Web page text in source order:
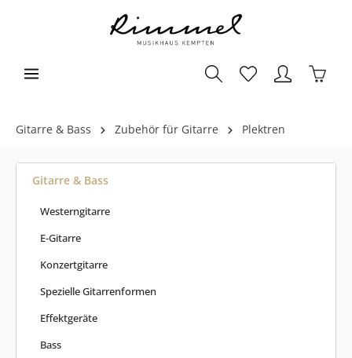
Gitarre & Bass Zubehör für Gitarre Plektren
Gitarre & Bass
Westerngitarre
E-Gitarre
Konzertgitarre
Spezielle Gitarrenformen
Effektgeräte
Bass